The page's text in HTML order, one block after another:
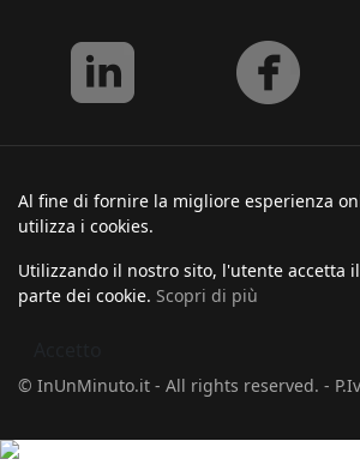
Al fine di fornire la migliore esperienza
utilizza i cookies.
Utilizzando il nostro sito, l'utente accetta
parte dei cookie. Scopri di più
© InUnMinuto.it - All rights reserved. -